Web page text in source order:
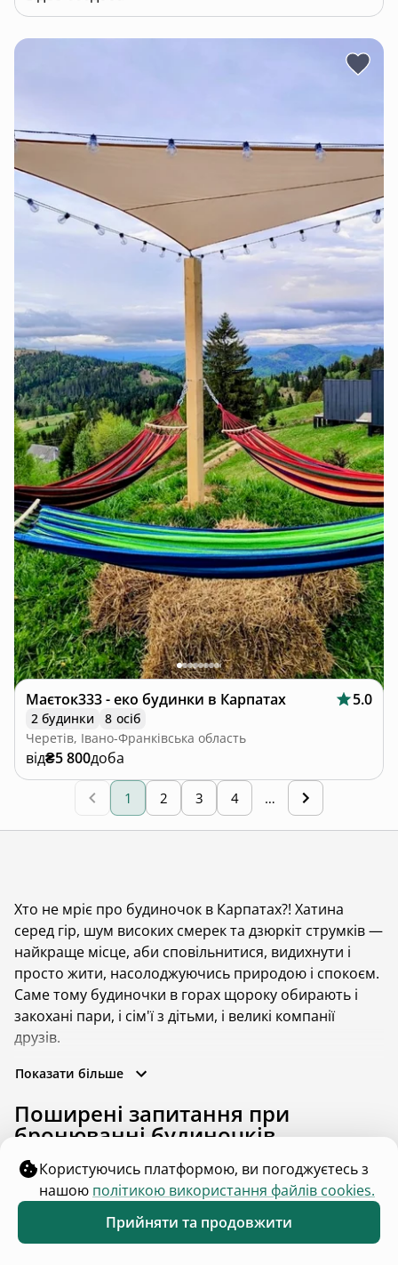
Для власників та гостей
Каталог помешкань
Правила розміщення
Розмістити помешкання
Блог
Цікаві місця
Що поряд
Для зв'язку
Чат команди підтримки
ОфертаПолітика конфіденційностіBикористання cookies
Користуючись платформою, ви погоджуєтесь з
нашою політикою використання файлів cookies.
Прийняти та продовжити
Каталог